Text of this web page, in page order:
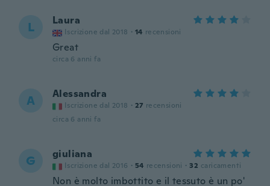
L Laura
Iscrizione dal 2018 · 14 recensioni
Great
circa 6 anni fa
A Alessandra
Iscrizione dal 2018 · 27 recensioni
circa 6 anni fa
G giuliana
Iscrizione dal 2016 · 54 recensioni · 32 caricamenti
Non è molto imbottito e il tessuto è un po'